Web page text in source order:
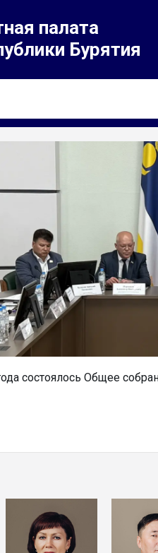
палата
Бурятия
состоялось Общее